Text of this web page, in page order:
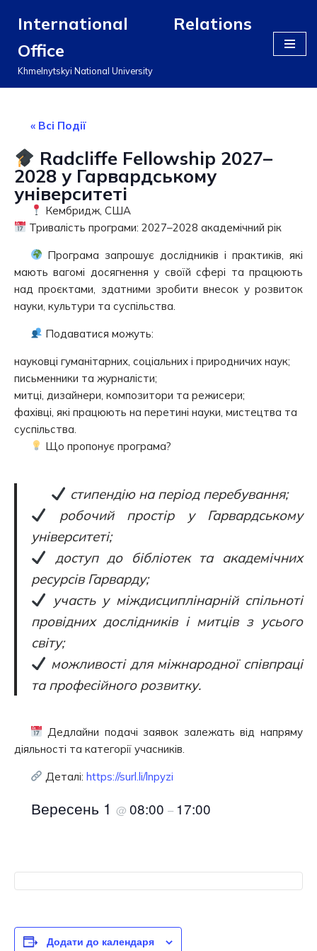
до
вмісту
International Relations
Office
Khmelnytskyi National University
« Всі Події
Radcliffe Fellowship 2027–
2028 у Гарвардському
університеті
Кембридж, США
Тривалість програми: 2027–2028 академічний рік
Програма запрошує дослідників і практиків, які
мають вагомі досягнення у своїй сфері та працюють
над проєктами, здатними зробити внесок у розвиток
науки, культури та суспільства.
Подаватися можуть:
науковці гуманітарних, соціальних і природничих наук;
письменники та журналісти;
митці, дизайнери, композитори та режисери;
фахівці, які працюють на перетині науки, мистецтва та
суспільства.
Що пропонує програма?
стипендію на період перебування;
робочий простір у Гарвардському
університеті;
доступ до бібліотек та академічних
ресурсів Гарварду;
участь у міждисциплінарній спільноті
провідних дослідників і митців з усього
світу;
можливості для міжнародної співпраці
та професійного розвитку.
Дедлайни подачі заявок залежать від напряму
діяльності та категорії учасників.
Деталі: https://surl.li/lnpyzi
Вересень 1 @ 08:00 – 17:00
Додати до календаря